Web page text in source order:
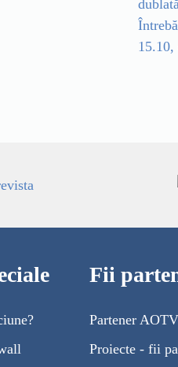
Fii
Partener AOTV
Proiecte - fii